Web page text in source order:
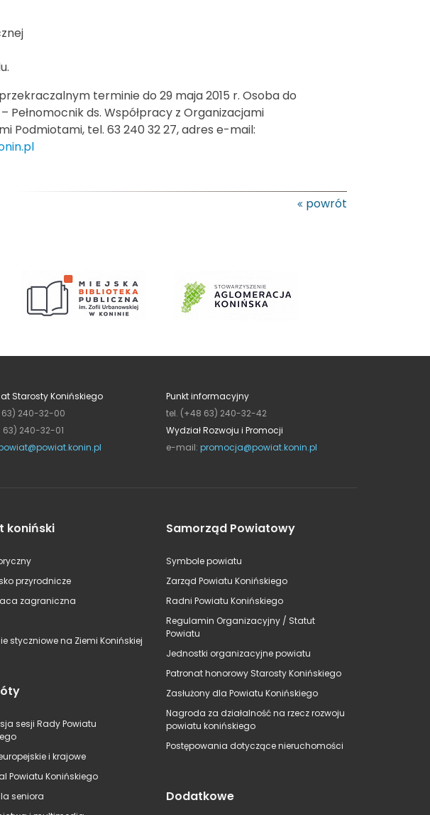
terminie do 29 maja 2015 r. Osoba do
ds. Współpracy z Organizacjami
Podmiotami, tel. 63 240 32 27, adres e-mail:
powrót
Starosty Konińskiego
240-32-00
240-32-01
Punkt informacyjny
tel. (+48 63) 240-32-42
Wydział Rozwoju i Promocji
e-mail: promocja@powiat.konin.pl
koniński
przyrodnicze
zagraniczna
styczniowe na Ziemi Konińskiej
sesji Rady Powiatu
i krajowe
Powiatu Konińskiego
seniora
Samorząd Powiatowy
Symbole powiatu
Zarząd Powiatu Konińskiego
Radni Powiatu Konińskiego
Regulamin Organizacyjny / Statut
Powiatu
Jednostki organizacyjne powiatu
Patronat honorowy Starosty Konińskiego
Zasłużony dla Powiatu Konińskiego
Nagroda za działalność na rzecz rozwoju
powiatu konińskiego
Postępowania dotyczące nieruchomości
Dodatkowe